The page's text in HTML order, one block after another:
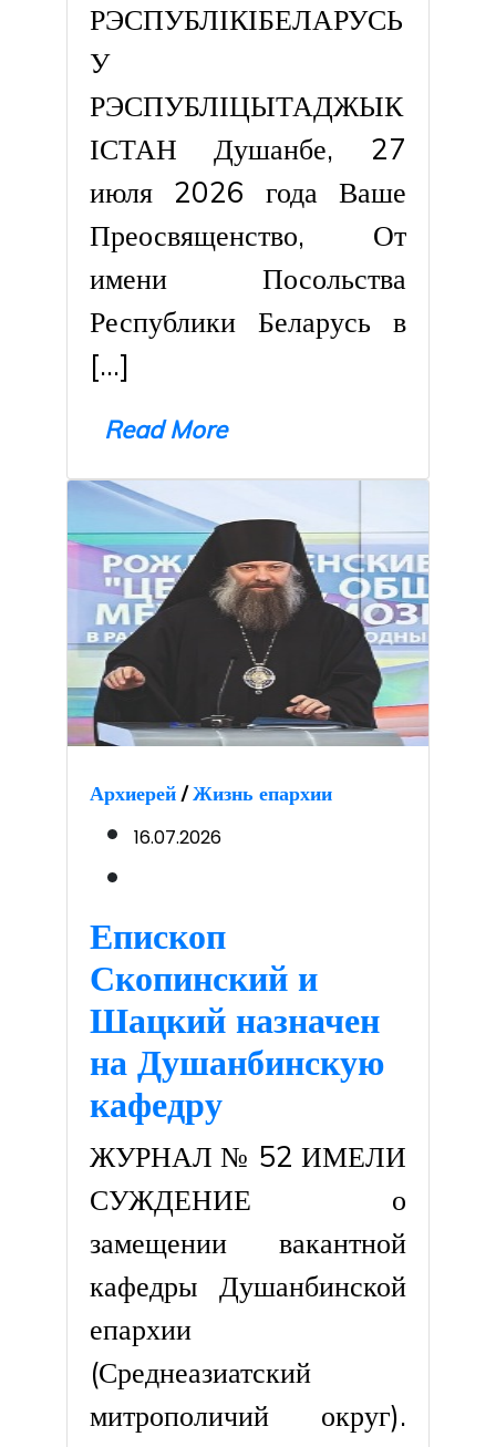
РЭСПУБЛІКІБЕЛАРУСЬ
У
РЭСПУБЛІЦЫТАДЖЫК
ІСТАН Душанбе, 27
июля 2026 года Ваше
Преосвященство, От
имени Посольства
Республики Беларусь в
[…]
Read More
Архиерей/Жизнь епархии
16.07.2026
Епископ
Скопинский и
Шацкий назначен
на Душанбинскую
кафедру
ЖУРНАЛ № 52 ИМЕЛИ
СУЖДЕНИЕ о
замещении вакантной
кафедры Душанбинской
епархии
(Среднеазиатский
митрополичий округ).